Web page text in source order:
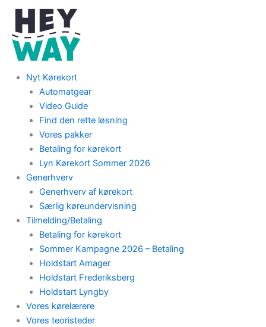
Skip
content
Nyt Kørekort
Automatgear
Video Guide
Find den rette løsning
Vores pakker
Betaling for kørekort
Lyn Kørekort Sommer 2026
Generhverv
Generhverv af kørekort
Særlig køreundervisning
Tilmelding/Betaling
Betaling for kørekort
Sommer Kampagne 2026 – Betaling
Holdstart Amager
Holdstart Frederiksberg
Holdstart Lyngby
Vores kørelærere
Vores teoristeder